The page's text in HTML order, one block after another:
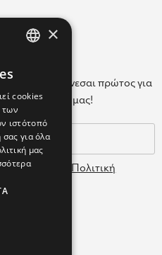
να ενημερώνεσαι πρώτος για
προϊόντα μας!
Πολιτική
×
cookies
των
ιστότοπό
για όλα
μας